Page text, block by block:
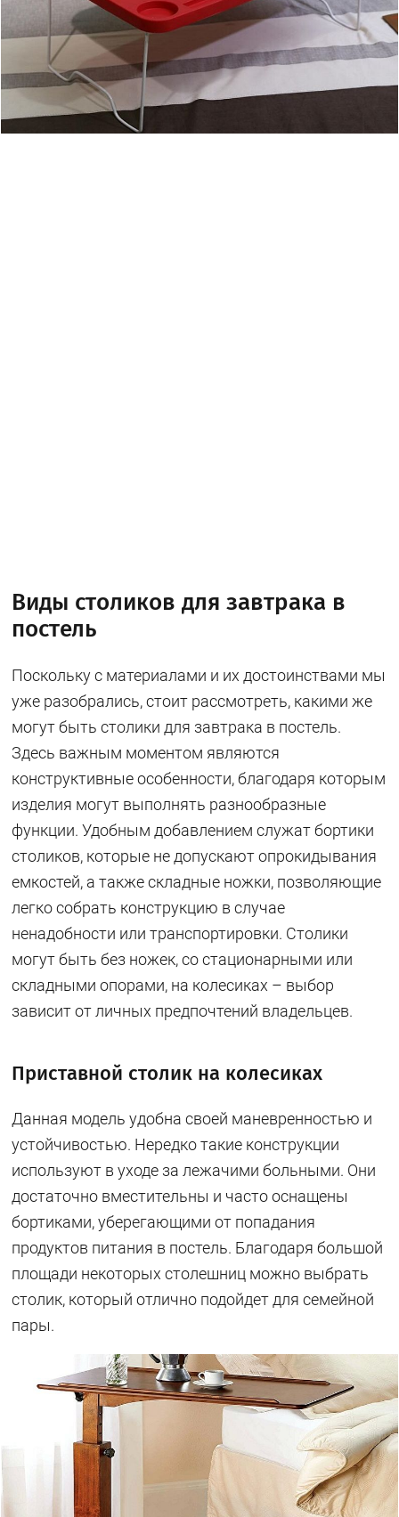
Виды столиков для завтрака в
постель
Поскольку с материалами и их достоинствами мы
уже разобрались, стоит рассмотреть, какими же
могут быть столики для завтрака в постель.
Здесь важным моментом являются
конструктивные особенности, благодаря которым
изделия могут выполнять разнообразные
функции. Удобным добавлением служат бортики
столиков, которые не допускают опрокидывания
емкостей, а также складные ножки, позволяющие
легко собрать конструкцию в случае
ненадобности или транспортировки. Столики
могут быть без ножек, со стационарными или
складными опорами, на колесиках – выбор
зависит от личных предпочтений владельцев.
Приставной столик на колесиках
Данная модель удобна своей маневренностью и
устойчивостью. Нередко такие конструкции
используют в уходе за лежачими больными. Они
достаточно вместительны и часто оснащены
бортиками, уберегающими от попадания
продуктов питания в постель. Благодаря большой
площади некоторых столешниц можно выбрать
столик, который отлично подойдет для семейной
пары.